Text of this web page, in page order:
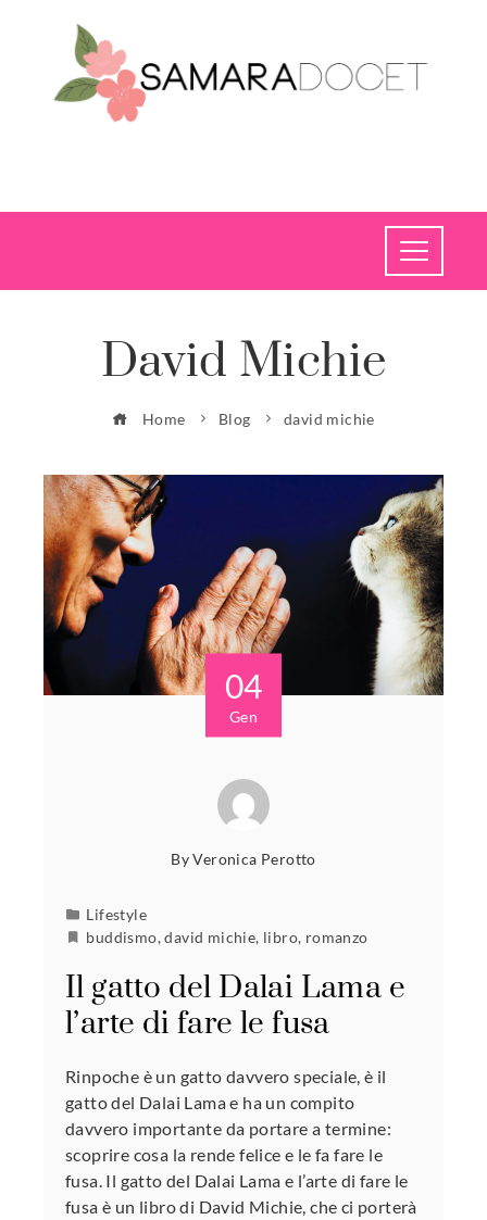
David Michie
Home Blog david michie
04
Gen
ByVeronica Perotto
Lifestyle
buddismo,david michie, libro, romanzo
Il gatto del Dalai Lama e
l’arte di fare le fusa
Rinpoche è un gatto davvero speciale, è il
gatto del Dalai Lama e ha un compito
davvero importante da portare a termine:
scoprire cosa la rende felice e le fa fare le
fusa. Il gatto del Dalai Lama e l’arte di fare le
fusa è un libro di David Michie, che ci porterà